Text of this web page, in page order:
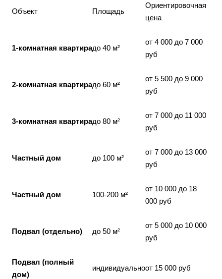
Объект Площадь
Ориентировочная
цена
1-комнатная квартирадо 40 м²
от 4 000 до 7 000
руб
2-комнатная квартирадо 60 м²
от 5 500 до 9 000
руб
3-комнатная квартирадо 80 м²
от 7 000 до 11 000
руб
Частный дом до 100 м²
от 7 000 до 13 000
руб
Частный дом 100-200 м²
от 10 000 до 18
000 руб
Подвал (отдельно) до 50 м²
от 5 000 до 10 000
руб
Подвал (полный
дом)
индивидуальноот 15 000 руб